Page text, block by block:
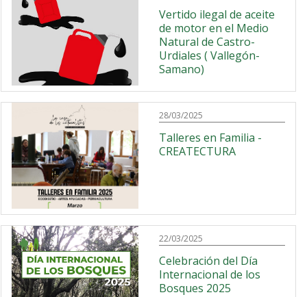
Vertido ilegal de aceite
de motor en el Medio
Natural de Castro-
Urdiales ( Vallegón-
Samano)
28/03/2025
Talleres en Familia -
CREATECTURA
22/03/2025
Celebración del Día
Internacional de los
Bosques 2025